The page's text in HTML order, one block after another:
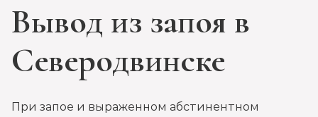
Прокапаться от алкоголя
Круглосуточный вывод из запоя
от 3 500 ₽ Записаться
Вывод из запоя в
Северодвинске
При запое и выраженном абстинентном